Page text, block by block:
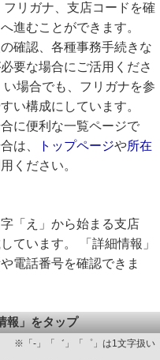
リガナ、支店コードを確
進むことができます。
確認、各種事務手続きな
要な場合にご活用くださ
場合でも、フリガナを参
い構成にしています。
に便利な一覧ページで
は、
トップページや所在
ください。
「え」から始まる支店
ています。 「詳細情報」
電話番号を確認できま
報」をタップ
※「-」「゛」「゜」は1文字扱い